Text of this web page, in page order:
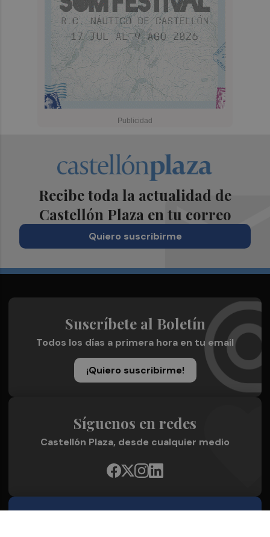
Recibe toda la actualidad de
Castellón Plaza en tu correo
Quiero suscribirme
Suscríbete al Boletín
Todos los días a primera hora en tu email
¡Quiero suscribirme!
Síguenos en redes
Castellón Plaza, desde cualquier medio